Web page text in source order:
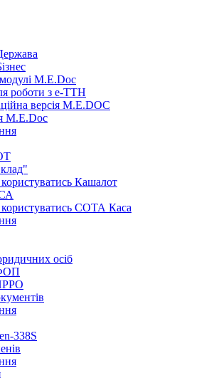
M.E.Doc
роботи з е-ТТН
версія M.E.DOC
M.E.Doc
Кашалот
СОТА Каса
осіб
338S